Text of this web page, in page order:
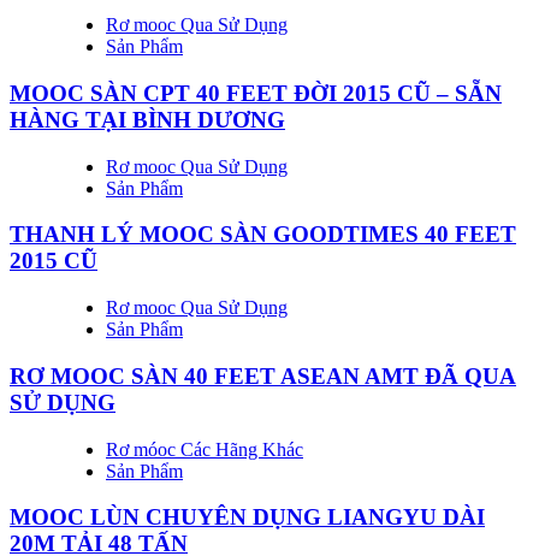
Rơ mooc Qua Sử Dụng
Sản Phẩm
MOOC SÀN CPT 40 FEET ĐỜI 2015 CŨ – SẴN
HÀNG TẠI BÌNH DƯƠNG
Rơ mooc Qua Sử Dụng
Sản Phẩm
THANH LÝ MOOC SÀN GOODTIMES 40 FEET
2015 CŨ
Rơ mooc Qua Sử Dụng
Sản Phẩm
RƠ MOOC SÀN 40 FEET ASEAN AMT ĐÃ QUA
SỬ DỤNG
Rơ móoc Các Hãng Khác
Sản Phẩm
MOOC LÙN CHUYÊN DỤNG LIANGYU DÀI
20M TẢI 48 TẤN